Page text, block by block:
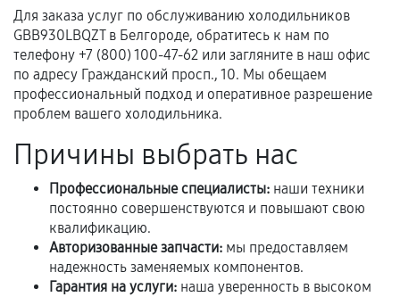
техническим параметрам и не имеют внешних
дефектов.
Установка была выполнена нашим сервисным
центром.
При этом гарантия на сами комплектующие
продавца. За качество сторонних деталей
сервисный центр ответственности не несет.
Для заказа услуг по обслуживанию холодильников
GBB930LBQZT в Белгороде, обратитесь к нам по
телефону +7 (800) 100-47-62 или загляните в наш офис
по адресу Гражданский просп., 10. Мы обещаем
профессиональный подход и оперативное разрешение
проблем вашего холодильника.
Причины выбрать нас
Профессиональные специалисты: наши техники
постоянно совершенствуются и повышают свою
квалификацию.
Авторизованные запчасти: мы предоставляем
надежность заменяемых компонентов.
Гарантия на услуги: наша уверенность в высоком